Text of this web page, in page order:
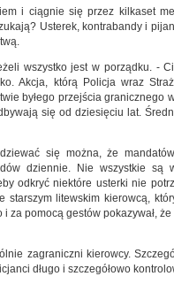
i ciągnie się przez kilkaset
Usterek, kontrabandy i
wszystko jest w porządku. -
Akcja, którą Policja wraz
byłego przejścia granicznego
się od dziesięciu lat.
się można, że
dziennie. Nie wszystkie
odkryć niektóre usterki nie
litewskim kierowcą,
za pomocą gestów pokazywał,
zagraniczni kierowcy.
długo i szczegółowo